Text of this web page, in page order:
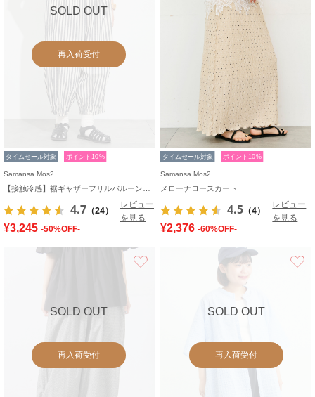
SOLD OUT
再入荷受付
タイムセール対象 ポイント10%
Samansa Mos2
4.7 （24）
レビュー
を見る
¥3,245 -50%OFF-
タイムセール対象 ポイント10%
Samansa Mos2
メローナロースカート
4.5 （4）
レビュー
を見る
¥2,376 -60%OFF-
SOLD OUT
再入荷受付
SOLD OUT
再入荷受付